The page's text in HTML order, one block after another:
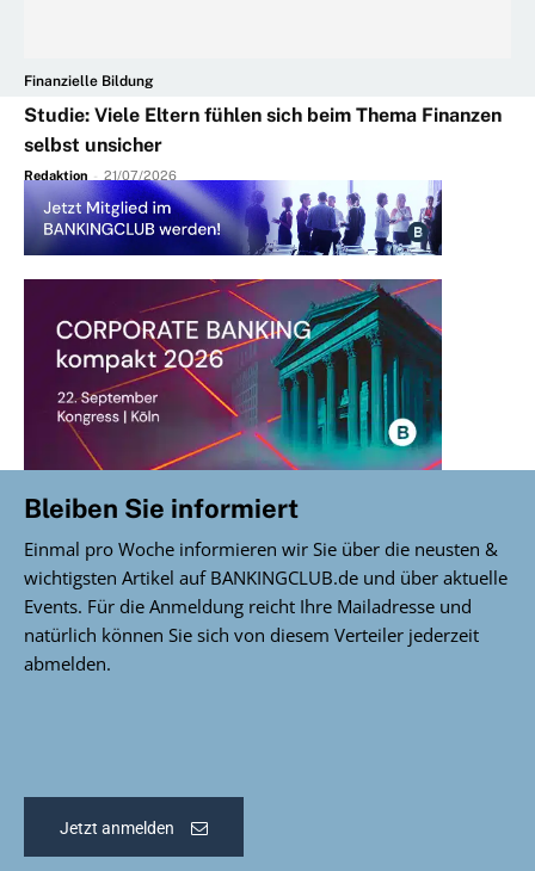
Finanzielle Bildung
Studie: Viele Eltern fühlen sich beim Thema Finanzen
selbst unsicher
Redaktion - 21/07/2026
Bleiben Sie informiert
Einmal pro Woche informieren wir Sie über die neusten &
wichtigsten Artikel auf BANKINGCLUB.de und über aktuelle
Events. Für die Anmeldung reicht Ihre Mailadresse und
natürlich können Sie sich von diesem Verteiler jederzeit
abmelden.
Jetzt anmelden